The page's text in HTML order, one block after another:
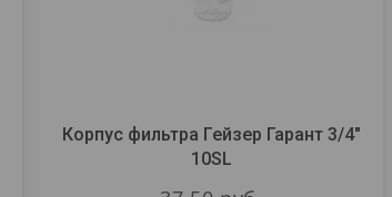
Корпус фильтра Гейзер Гарант 3/4"
10SL